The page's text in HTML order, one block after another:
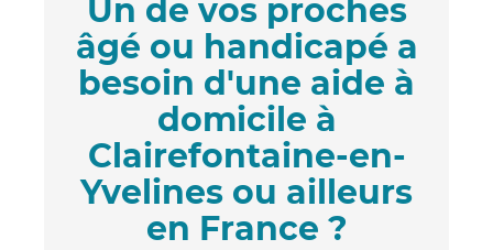
Un de vos proches
âgé ou handicapé a
besoin d'une aide à
domicile à
Clairefontaine-en-
Yvelines ou ailleurs
en France ?